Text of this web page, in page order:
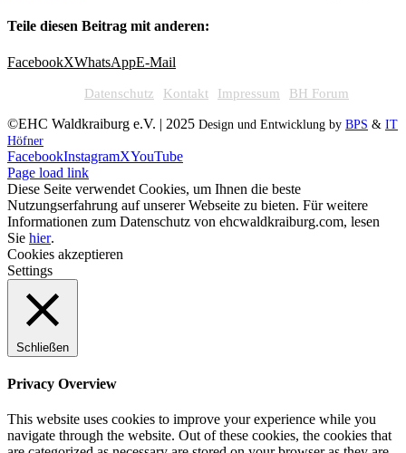
Teile diesen Beitrag mit anderen:
FacebookXWhatsAppE-Mail
Datenschutz Kontakt Impressum BH Forum
©EHC Waldkraiburg e.V. | 2025 Design und Entwicklung by BPS & IT
Höfner
FacebookInstagramXYouTube
Page load link
Diese Seite verwendet Cookies, um Ihnen die beste
Nutzungserfahrung auf unserer Webseite zu bieten. Für weitere
Informationen zum Datenschutz von ehcwaldkraiburg.com, lesen
Sie hier.
Cookies akzeptieren
Settings
Schließen
Privacy Overview
This website uses cookies to improve your experience while you
navigate through the website. Out of these cookies, the cookies that